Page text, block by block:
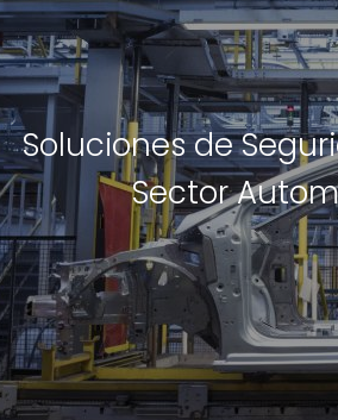
Soluciones de
Sector